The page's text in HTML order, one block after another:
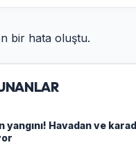
bir hata oluştu.
Havadan ve